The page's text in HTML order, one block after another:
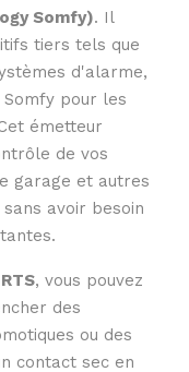
Somfy). Il
tiers tels que
d'alarme,
pour les
émetteur
de vos
garage et autres
avoir besoin
, vous pouvez
des
ou des
contact sec en